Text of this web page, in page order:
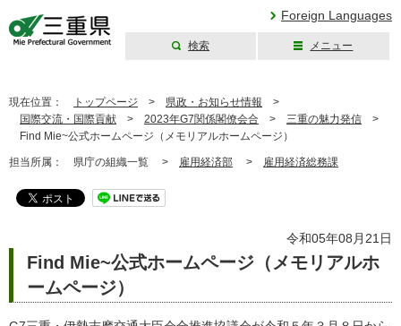
Foreign Languages
検索 メニュー
現在位置： トップページ > 県政・お知らせ情報 >
国際交流・国際貢献 > 2023年G7関係閣僚会合 > 三重の魅力発信 >
Find Mie~公式ホームページ（メモリアルホームページ）
担当所属： 県庁の組織一覧 > 雇用経済部 > 雇用経済総務課
令和05年08月21日
Find Mie~公式ホームページ（メモリアルホ
ームページ）